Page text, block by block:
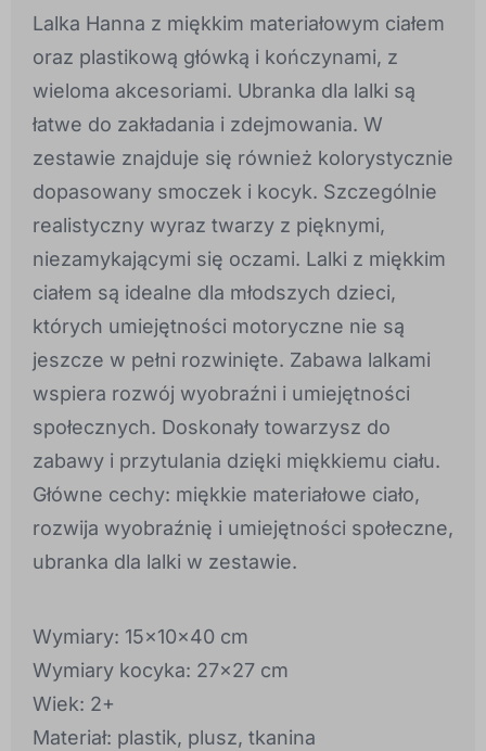
Lalka Hanna z miękkim materiałowym ciałem
oraz plastikową główką i kończynami, z
wieloma akcesoriami. Ubranka dla lalki są
łatwe do zakładania i zdejmowania. W
zestawie znajduje się również kolorystycznie
dopasowany smoczek i kocyk. Szczególnie
realistyczny wyraz twarzy z pięknymi,
niezamykającymi się oczami. Lalki z miękkim
ciałem są idealne dla młodszych dzieci,
których umiejętności motoryczne nie są
jeszcze w pełni rozwinięte. Zabawa lalkami
wspiera rozwój wyobraźni i umiejętności
społecznych. Doskonały towarzysz do
zabawy i przytulania dzięki miękkiemu ciału.
Główne cechy: miękkie materiałowe ciało,
rozwija wyobraźnię i umiejętności społeczne,
ubranka dla lalki w zestawie.
Wymiary: 15x10x40 cm
Wymiary kocyka: 27x27 cm
Wiek: 2+
Materiał: plastik, plusz, tkanina